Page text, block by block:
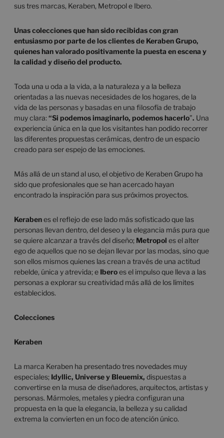
sus tres marcas, Keraben, Metropol e Ibero.
Unas colecciones que han sido recibidas con gran
entusiasmo por parte de los clientes de Keraben Grupo,
quienes han valorado positivamente la puesta en escena y
la calidad y diseño del producto.
Toda una u oda a la vida, a la naturaleza y a la belleza
orientadas a las nuevas necesidades de los hogares, de la
vida de las personas y basadas en una filosofía de trabajo
muy clara: “Si podemos imaginarlo, podemos hacerlo”. Una
experiencia única en la que los visitantes han podido recorrer
las diferentes propuestas cerámicas, dentro de un espacio
creado para ser espejo de las emociones.
Más allá de un stand al uso, el objetivo de Keraben Grupo ha
sido que profesionales que se han acercado hayan
encontrado la inspiración para sus próximos proyectos.
Kerabenes el reflejo de ese lado más sofisticado que las
personas llevan dentro, del deseo y la elegancia más pura que
se quiere alcanzar a través del diseño; Metropol es el alter
ego de aquellos que no se dejan llevar por las modas, sino que
son ellos mismos quienes las crean a través de una actitud
rebelde, única y atrevida; e Iberoes el impulso que lleva a las
personas a explorar su creatividad más allá de los límites
establecidos.
Colecciones
Keraben
La marca Keraben ha presentado tres novedades muy
especiales; Idyllic, Universe y Bleuemix, dispuestas a
convertirse en la musa de diseñadores, arquitectos, artistas y
personas. Mármoles, metales y piedra configuran una
propuesta en la que la elegancia, la belleza y su calidad
extrema la convierten en un foco de atención único.